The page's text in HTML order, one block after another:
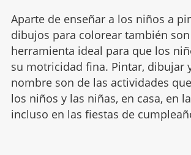
Aparte de enseñar a los niños a
dibujos para colorear también
herramienta ideal para que los
su motricidad fina. Pintar, dibujar
nombre son de las actividades
los niños y las niñas, en casa, en
incluso en las fiestas de